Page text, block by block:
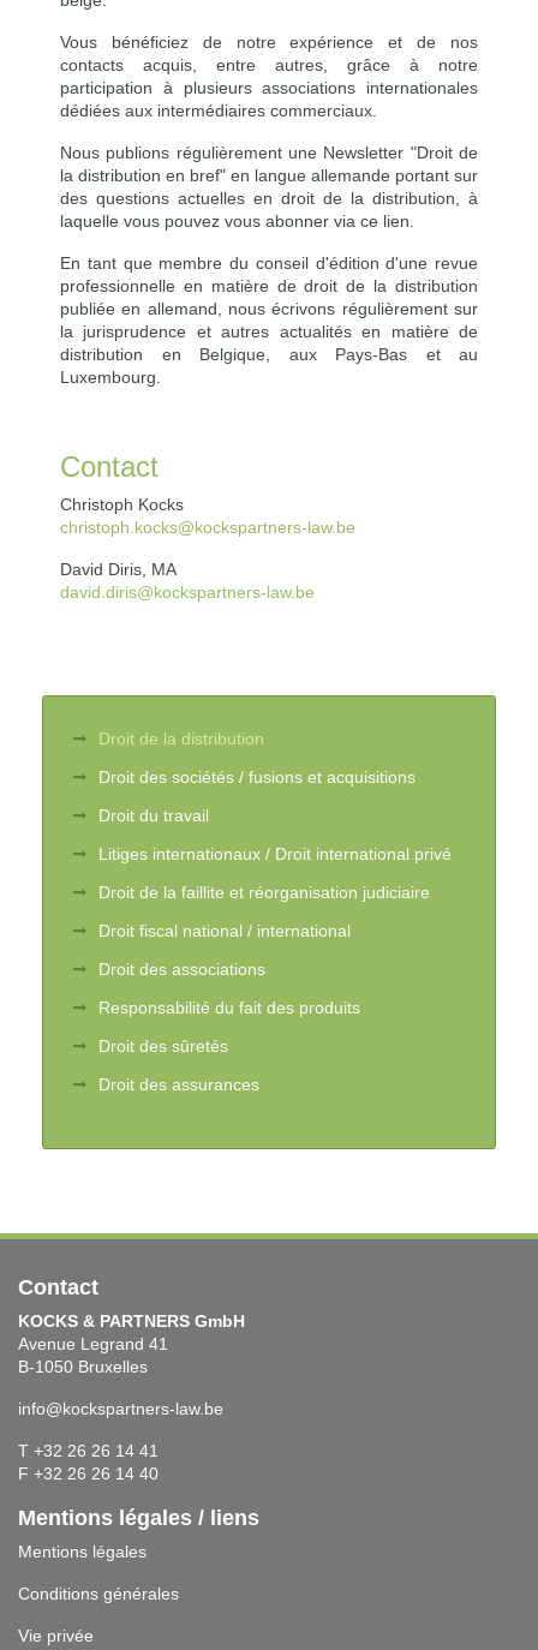
Vous bénéficiez de notre expérience et de nos
contacts acquis, entre autres, grâce à notre
participation à plusieurs associations internationales
dédiées aux intermédiaires commerciaux.
Nous publions régulièrement une Newsletter "Droit de
la distribution en bref" en langue allemande portant sur
des questions actuelles en droit de la distribution, à
laquelle vous pouvez vous abonner via ce lien.
En tant que membre du conseil d'édition d'une revue
professionnelle en matière de droit de la distribution
publiée en allemand, nous écrivons régulièrement sur
la jurisprudence et autres actualités en matière de
distribution en Belgique, aux Pays-Bas et au
Luxembourg.
Contact
Christoph Kocks
christoph.kocks@kockspartners-law.be
David Diris, MA
david.diris@kockspartners-law.be
Droit de la distribution
Droit des sociétés / fusions et acquisitions
Droit du travail
Litiges internationaux / Droit international privé
Droit de la faillite et réorganisation judiciaire
Droit fiscal national / international
Droit des associations
Responsabilité du fait des produits
Droit des sûretés
Droit des assurances
Contact
KOCKS & PARTNERS GmbH
Avenue Legrand 41
B-1050 Bruxelles
info@kockspartners-law.be
T +32 26 26 14 41
F +32 26 26 14 40
Mentions légales / liens
Mentions légales
Conditions générales
Vie privée